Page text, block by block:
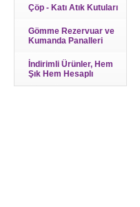
Çöp - Katı Atık Kutuları
Gömme Rezervuar ve
Kumanda Panalleri
İndirimli Ürünler, Hem
Şık Hem Hesaplı